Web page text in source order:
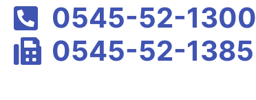
0545-52-1300
0545-52-1385